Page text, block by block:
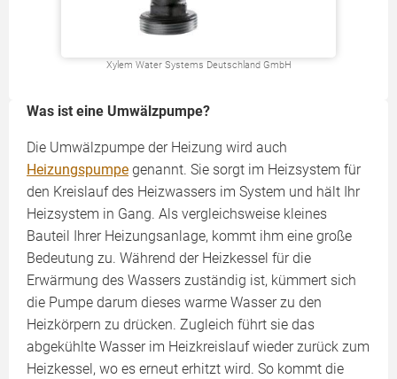
Xylem Water Systems Deutschland GmbH
Was ist eine Umwälzpumpe?
Die Umwälzpumpe der Heizung wird auch
Heizungspumpe genannt. Sie sorgt im Heizsystem für
den Kreislauf des Heizwassers im System und hält Ihr
Heizsystem in Gang. Als vergleichsweise kleines
Bauteil Ihrer Heizungsanlage, kommt ihm eine große
Bedeutung zu. Während der Heizkessel für die
Erwärmung des Wassers zuständig ist, kümmert sich
die Pumpe darum dieses warme Wasser zu den
Heizkörpern zu drücken. Zugleich führt sie das
abgekühlte Wasser im Heizkreislauf wieder zurück zum
Heizkessel, wo es erneut erhitzt wird. So kommt die